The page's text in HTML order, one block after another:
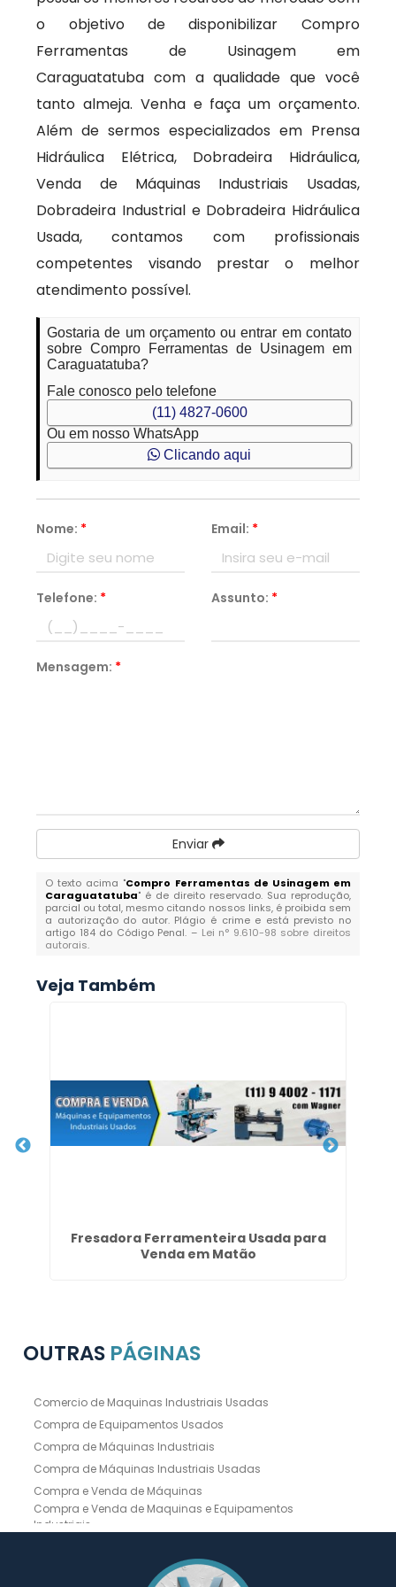
o objetivo de disponibilizar Compro
Ferramentas de Usinagem em
Caraguatatuba com a qualidade que você
tanto almeja. Venha e faça um orçamento.
Além de sermos especializados em Prensa
Hidráulica Elétrica, Dobradeira Hidráulica,
Venda de Máquinas Industriais Usadas,
Dobradeira Industrial e Dobradeira Hidráulica
Usada, contamos com profissionais
competentes visando prestar o melhor
atendimento possível.
Gostaria de um orçamento ou entrar em contato
sobre Compro Ferramentas de Usinagem em
Caraguatatuba?
Fale conosco pelo telefone
(11) 4827-0600
Ou em nosso WhatsApp
Clicando aqui
Nome: * Email: *
Telefone: * Assunto: *
Mensagem: *
Enviar
O texto acima "Compro Ferramentas de Usinagem em
Caraguatatuba" é de direito reservado. Sua reprodução,
parcial ou total, mesmo citando nossos links, é proibida sem
a autorização do autor. Plágio é crime e está previsto no
artigo 184 do Código Penal. – Lei n° 9.610-98 sobre direitos
autorais.
Veja Também
Fresadora Ferramenteira Usada para
Venda em Matão
OUTRAS PÁGINAS
Comercio de Maquinas Industriais Usadas
Compra de Equipamentos Usados
Compra de Máquinas Industriais
Compra de Máquinas Industriais Usadas
Compra e Venda de Máquinas
Compra e Venda de Maquinas e Equipamentos
Industriais
Compra e Venda de Máquinas Operatrizes